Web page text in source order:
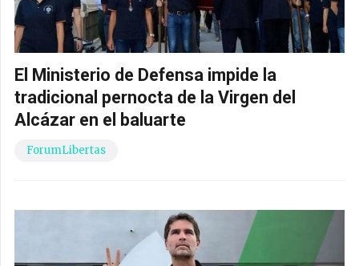
El Ministerio de Defensa impide la
tradicional pernocta de la Virgen del
Alcázar en el baluarte
ForumLibertas